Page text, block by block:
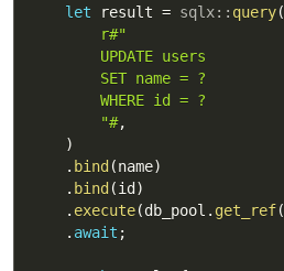
let result = sqlx:: query(
r#"
        UPDATE users
        SET name = ?
        WHERE id = ?
        "#
,
)
. bind (name)
. bind (id )
. execute(db_pool . get_ref(
. await ;